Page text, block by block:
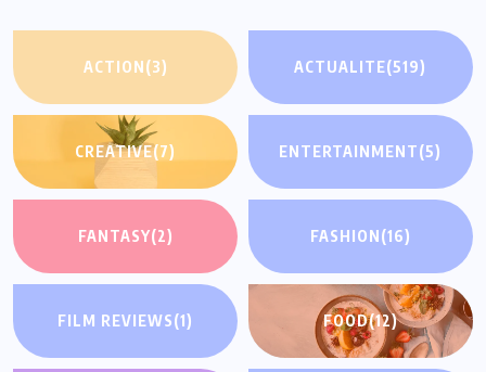
ACTION(3) ACTUALITE(519)
CREATIVE(7) ENTERTAINMENT(5)
FANTASY(2) FASHION(16)
FILM REVIEWS(1) FOOD(12)